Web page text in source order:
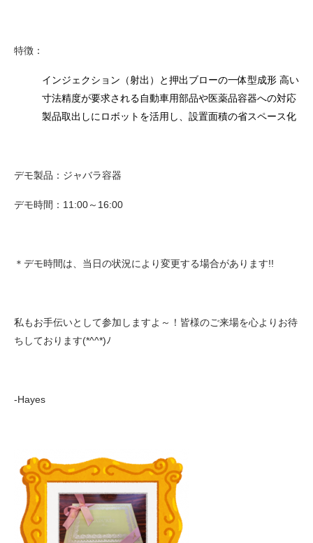
特徴：
インジェクション（射出）と押出ブローの一体型成形 高い
寸法精度が要求される自動車用部品や医薬品容器への対応
製品取出しにロボットを活用し、設置面積の省スペース化
デモ製品：ジャバラ容器
デモ時間：11:00～16:00
＊デモ時間は、当日の状況により変更する場合があります!!
私もお手伝いとして参加しますよ～！皆様のご来場を心よりお待
ちしております(*^^*)ﾉ
-Hayes